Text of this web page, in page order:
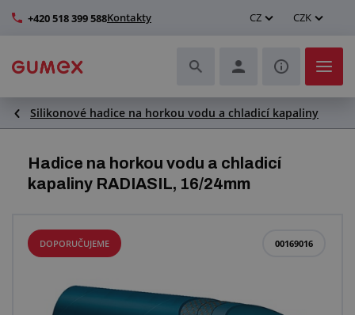
+420 518 399 588Kontakty CZ CZK
Hadice a jejich kompletace
Profily a výroba těsnění
Dopravníkové pásy a montáž
Zlepšení pracovního prostředí
Silikonové hadice na horkou vodu a chladicí kapaliny
Hadice na horkou vodu a chladicí
kapaliny RADIASIL, 16/24mm
00169016
DOPORUČUJEME